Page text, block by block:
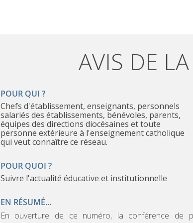
AVIS DE
POUR QUI ?
Chefs d'établissement, enseignants, personnels
salariés des établissements, bénévoles, parents,
équipes des directions diocésaines et toute
personne extérieure à l'enseignement catholique
qui veut connaître ce réseau.
POUR QUOI ?
Suivre l'actualité éducative et institutionnelle
EN RÉSUMÉ...
En ouverture de ce numéro, la conférence de